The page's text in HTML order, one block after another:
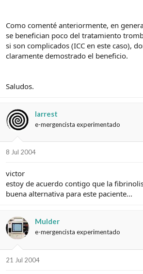
Como comenté anteriormente, en
se benefician poco del tratamiento
si son complicados (ICC en este caso),
claramente demostrado el beneficio.
Saludos.
larrest
e-mergencista experimentado
8 Jul 2004
victor
estoy de acuerdo contigo que la
buena alternativa para este paciente...
Mulder
e-mergencista experimentado
21 Jul 2004